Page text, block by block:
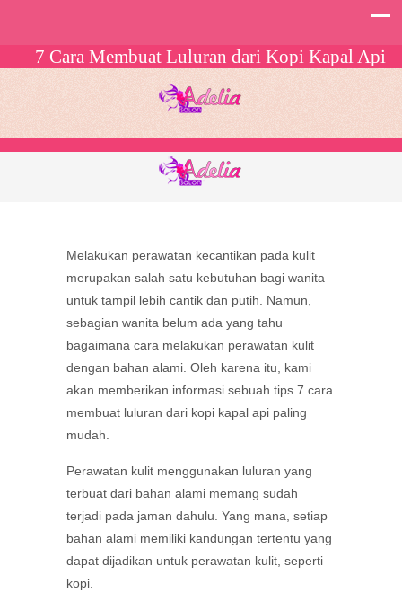
7 Cara Membuat Luluran dari Kopi Kapal Api
Melakukan perawatan kecantikan pada kulit
merupakan salah satu kebutuhan bagi wanita
untuk tampil lebih cantik dan putih. Namun,
sebagian wanita belum ada yang tahu
bagaimana cara melakukan perawatan kulit
dengan bahan alami. Oleh karena itu, kami
akan memberikan informasi sebuah tips 7 cara
membuat luluran dari kopi kapal api paling
mudah.
Perawatan kulit menggunakan luluran yang
terbuat dari bahan alami memang sudah
terjadi pada jaman dahulu. Yang mana, setiap
bahan alami memiliki kandungan tertentu yang
dapat dijadikan untuk perawatan kulit, seperti
kopi.